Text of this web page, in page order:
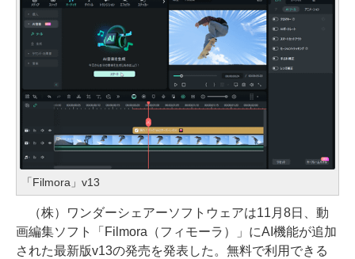
「Filmora」v13
（株）ワンダーシェアーソフトウェアは11月8日、動
画編集ソフト「Filmora（フィモーラ）」にAI機能が追加
された最新版v13の発売を発表した。無料で利用できる